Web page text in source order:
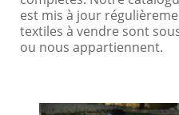
est mis à jour
textiles à vendre sont
ou nous appartiennent.